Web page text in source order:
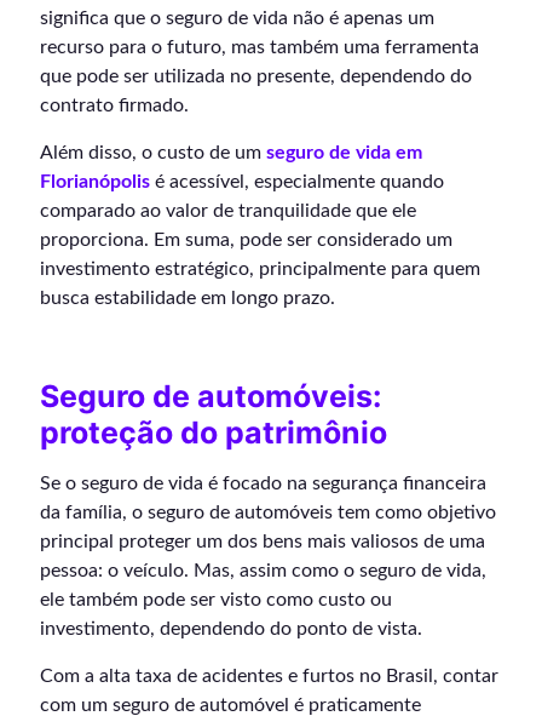
significa que o seguro de vida não é apenas um
recurso para o futuro, mas também uma ferramenta
que pode ser utilizada no presente, dependendo do
contrato firmado.
Além disso, o custo de um seguro de vida em
Florianópolis é acessível, especialmente quando
comparado ao valor de tranquilidade que ele
proporciona. Em suma, pode ser considerado um
investimento estratégico, principalmente para quem
busca estabilidade em longo prazo.
Seguro de automóveis:
proteção do patrimônio
Se o seguro de vida é focado na segurança financeira
da família, o seguro de automóveis tem como objetivo
principal proteger um dos bens mais valiosos de uma
pessoa: o veículo. Mas, assim como o seguro de vida,
ele também pode ser visto como custo ou
investimento, dependendo do ponto de vista.
Com a alta taxa de acidentes e furtos no Brasil, contar
com um seguro de automóvel é praticamente